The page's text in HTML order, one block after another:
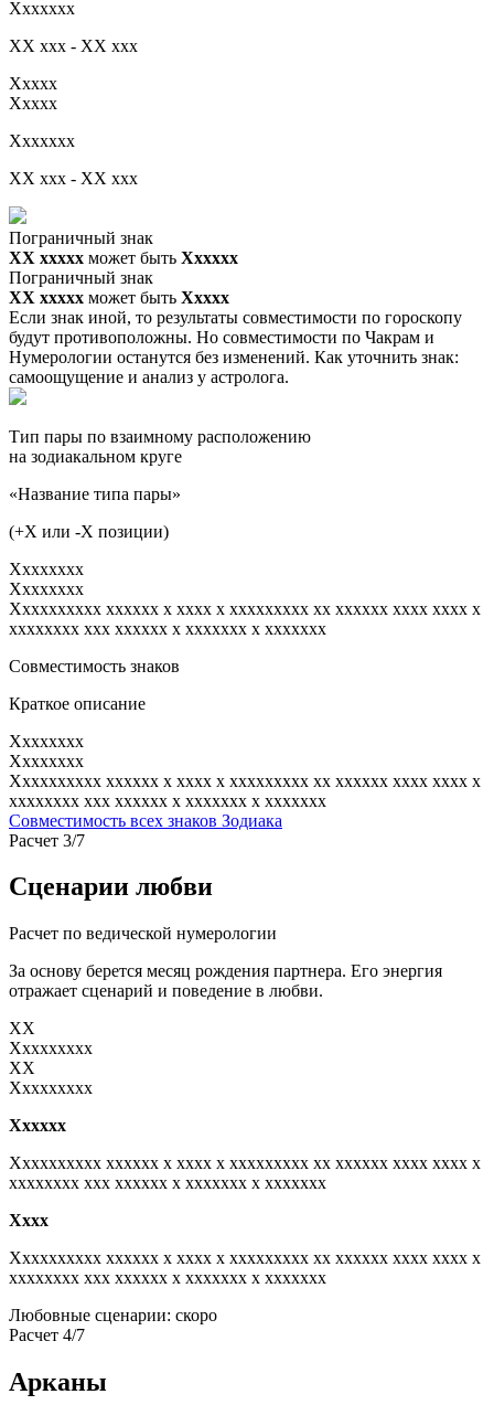
Xxxxxxx
XX xxx - XX xxx
Xxxxx
Xxxxx
Xxxxxxx
XX xxx - XX xxx
Пограничный знак
XX ххххх может быть Хххххх
Пограничный знак
XX ххххх может быть Ххххх
Если знак иной, то результаты совместимости по гороскопу
будут противоположны. Но совместимости по Чакрам и
Нумерологии останутся без изменений. Как уточнить знак:
самоощущение и анализ у астролога.
Тип пары по взаимному расположению
на зодиакальном круге
«Название типа пары»
(+X или -X позиции)
Xxxxxxxx
Xxxxxxxx
Xxxxxxxxxx xxxxxx x xxxx x xxxxxxxxx xx xxxxxx xxxx xxxx x
xxxxxxxx xxx xxxxxx x xxxxxxx x xxxxxxx
Совместимость знаков
Краткое описание
Xxxxxxxx
Xxxxxxxx
Xxxxxxxxxx xxxxxx x xxxx x xxxxxxxxx xx xxxxxx xxxx xxxx x
xxxxxxxx xxx xxxxxx x xxxxxxx x xxxxxxx
Совместимость всех знаков Зодиака
Расчет 3/7
Сценарии любви
Расчет по ведической нумерологии
За основу берется месяц рождения партнера. Его энергия
отражает сценарий и поведение в любви.
XX
Xxxxxxxxx
XX
Xxxxxxxxx
Xxxxxx
Xxxxxxxxxx xxxxxx x xxxx x xxxxxxxxx xx xxxxxx xxxx xxxx x
xxxxxxxx xxx xxxxxx x xxxxxxx x xxxxxxx
Xxxx
Xxxxxxxxxx xxxxxx x xxxx x xxxxxxxxx xx xxxxxx xxxx xxxx x
xxxxxxxx xxx xxxxxx x xxxxxxx x xxxxxxx
Любовные сценарии: скоро
Расчет 4/7
Арканы